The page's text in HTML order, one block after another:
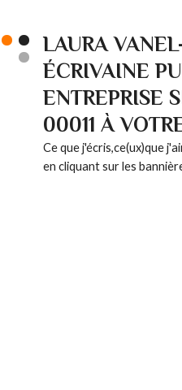
LAURA
ÉCRIVAINE
ENTREPRISE
00011 À
Ce que j'écris,ce(ux)que
en cliquant sur les